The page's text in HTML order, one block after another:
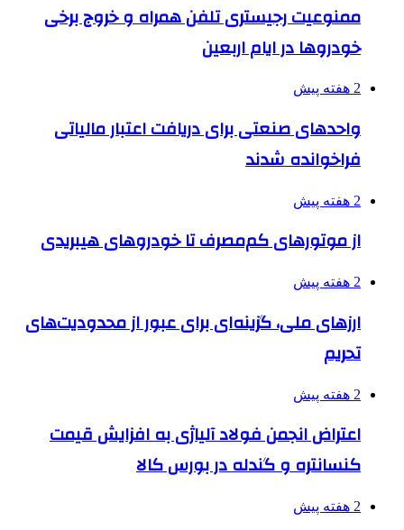
ممنوعیت رجیستری تلفن همراه و خروج برخی
خودروها در ایام اربعین
2 هفته پیش
واحدهای صنعتی برای دریافت اعتبار مالیاتی
فراخوانده شدند
2 هفته پیش
از موتورهای کم‌مصرف تا خودروهای هیبریدی
2 هفته پیش
ارزهای ملی، گزینه‌ای برای عبور از محدودیت‌های
تحریم
2 هفته پیش
اعتراض انجمن فولاد آلیاژی به افزایش قیمت
کنسانتره و گندله در بورس کالا
2 هفته پیش